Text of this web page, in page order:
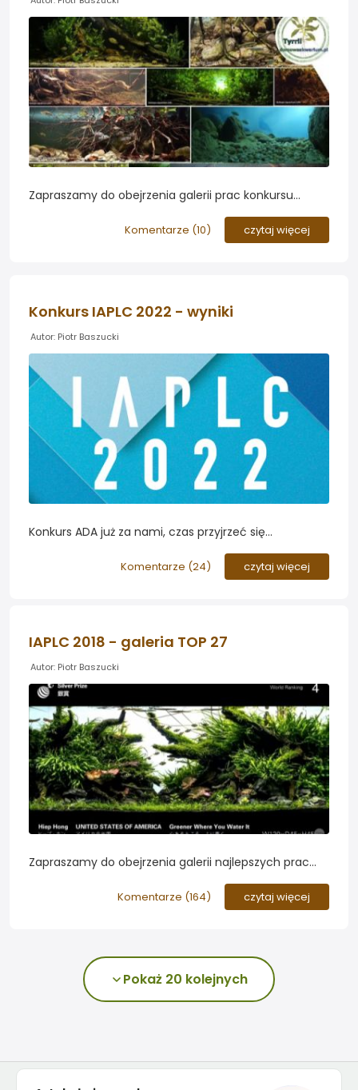
Zapraszamy do obejrzenia galerii prac konkursu
aquascapingowy - lecz skoncentrowany na jak
najwierniejszym odwzorowaniu naturalnych siedlisk...
Komentarze (10) czytaj więcej
Konkurs IAPLC 2022 - wyniki
Autor: Piotr Baszucki
Konkurs ADA już za nami, czas przyjrzeć się
obejrzeć najładniejsze akwaria roślinne tegorocznej
Komentarze (24) czytaj więcej
IAPLC 2018 - galeria TOP 27
Autor: Piotr Baszucki
Zapraszamy do obejrzenia galerii najlepszych prac
2018. Pierwsze miejsce zajęła praca mocno
nawiązująca do stylistyki Pana Takashi Amano...
Komentarze (164) czytaj więcej
Pokaż 20 kolejnych